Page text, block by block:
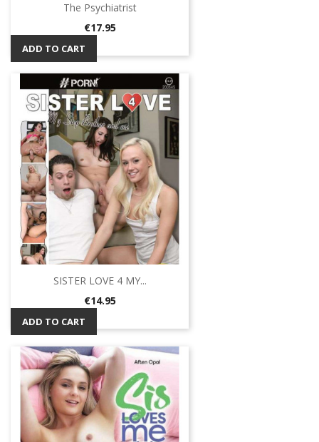
The Psychiatrist
Price
€17.95
ADD TO CART
SISTER LOVE 4 MY...
Price
€14.95
ADD TO CART